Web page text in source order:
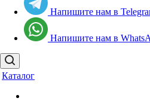
Напишите нам в
Напишите нам в
Каталог